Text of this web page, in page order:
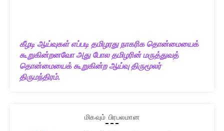
கீழடி ஆய்வுகள் எப்படி தமிழரது நாகரிக தொன்மையைக்
கூறுகின்றனவோ அது போல தமிழரின் மருத்துவத்
தொன்மையைக் கூறுகின்ற ஆய்வு திருமூலர்
திருமந்திரம்.
மிகவும் பிரபலமான